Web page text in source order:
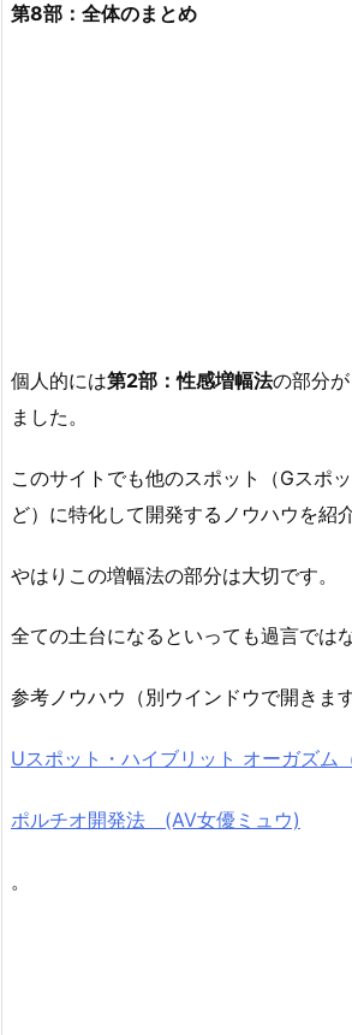
第8部：全体のまとめ
個人的には第2部：性感増幅法の部分
ました。
このサイトでも他のスポット（Gスポ
ど）に特化して開発するノウハウを紹
やはりこの増幅法の部分は大切です。
全ての土台になるといっても過言では
参考ノウハウ（別ウインドウで開きます
Uスポット・ハイブリット オーガズム
ポルチオ開発法 (AV女優ミュウ)
。